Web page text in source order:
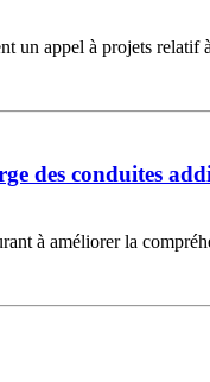
un appel à projets
des conduites
à améliorer la